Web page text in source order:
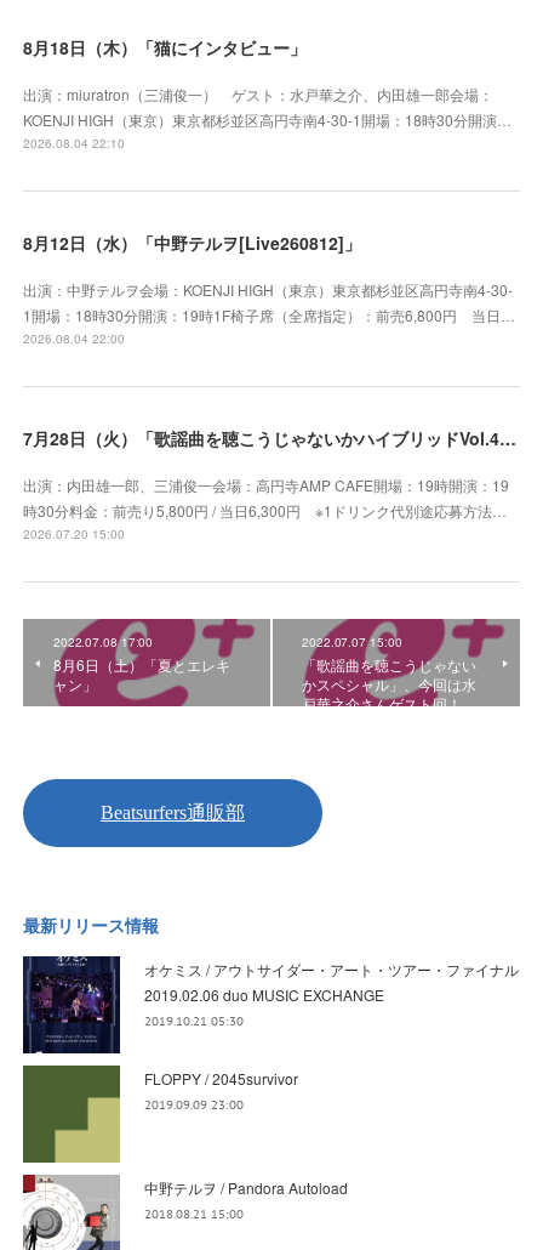
8月18日（木）「猫にインタビュー」
出演：miuratron（三浦俊一） ゲスト：水戸華之介、内田雄一郎会場：
KOENJI HIGH（東京）東京都杉並区高円寺南4-30-1開場：18時30分開演…
2026.08.04 22:10
8月12日（水）「中野テルヲ[Live260812]」
出演：中野テルヲ会場：KOENJI HIGH（東京）東京都杉並区高円寺南4-30-
1開場：18時30分開演：19時1F椅子席（全席指定）：前売6,800円 当日…
2026.08.04 22:00
7月28日（火）「歌謡曲を聴こうじゃないかハイブリッドVol.41」
出演：内田雄一郎、三浦俊一会場：高円寺AMP CAFE開場：19時開演：19
時30分料金：前売り5,800円 / 当日6,300円 ※1ドリンク代別途応募方法…
2026.07.20 15:00
2022.07.08 17:00
8月6日（土）「夏とエレキ
ャン」
2022.07.07 15:00
「歌謡曲を聴こうじゃない
かスペシャル」、今回は水
戸華之介さんゲスト回！
最新リリース情報
オケミス / アウトサイダー・アート・ツアー・ファイナル
2019.02.06 duo MUSIC EXCHANGE
2019.10.21 05:30
FLOPPY / 2045survivor
2019.09.09 23:00
中野テルヲ / Pandora Autoload
2018.08.21 15:00